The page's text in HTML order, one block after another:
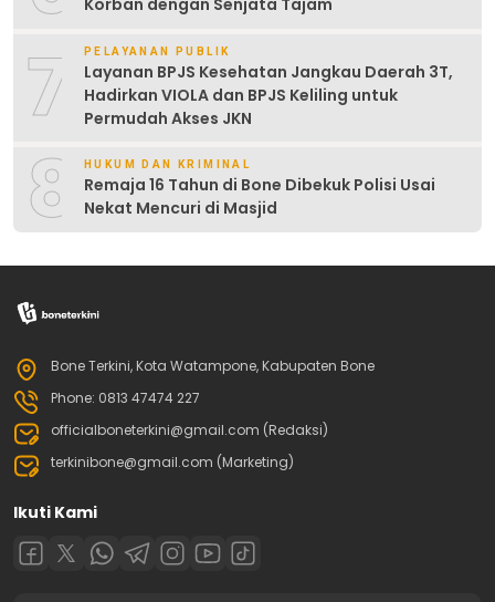
Korban dengan Senjata Tajam
7 PELAYANAN PUBLIK
Layanan BPJS Kesehatan Jangkau Daerah 3T,
Hadirkan VIOLA dan BPJS Keliling untuk
Permudah Akses JKN
8 HUKUM DAN KRIMINAL
Remaja 16 Tahun di Bone Dibekuk Polisi Usai
Nekat Mencuri di Masjid
Bone Terkini, Kota Watampone, Kabupaten Bone
Phone: 0813 47474 227
officialboneterkini@gmail.com (Redaksi)
terkinibone@gmail.com (Marketing)
Ikuti Kami